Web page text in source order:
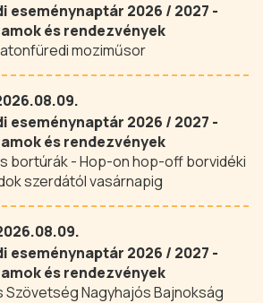
eseménynaptár 2026 / 2027 -
és rendezvények
moziműsor
eseménynaptár 2026 / 2027 -
és rendezvények
bortúrák - Hop-on hop-off borvidéki
szerdától vasárnapig
eseménynaptár 2026 / 2027 -
és rendezvények
Szövetség Nagyhajós Bajnokság